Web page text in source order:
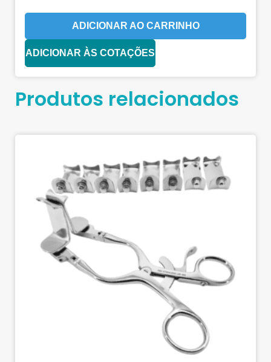
ADICIONAR AO CARRINHO
ADICIONAR ÀS COTAÇÕES
Produtos relacionados